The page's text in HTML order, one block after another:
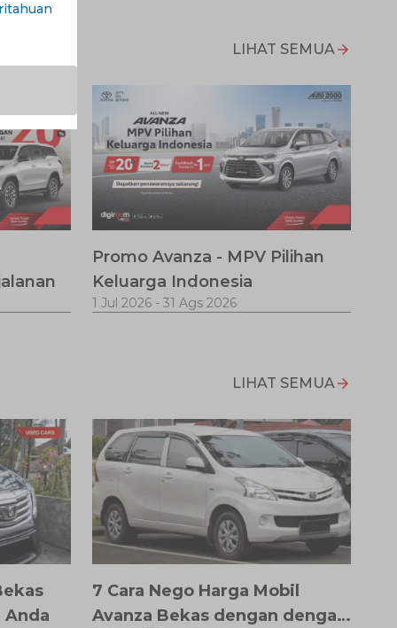
LIHAT SEMUA
Promo Avanza - MPV Pilihan
Keluarga Indonesia
1 Jul 2026 - 31 Ags 2026
LIHAT SEMUA
Anda
7 Cara Nego Harga Mobil
Avanza Bekas dengan dengan